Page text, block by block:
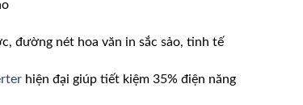
đường nét hoa văn in sắc sảo, tinh tế
hiện đại giúp tiết kiệm 35% điện năng